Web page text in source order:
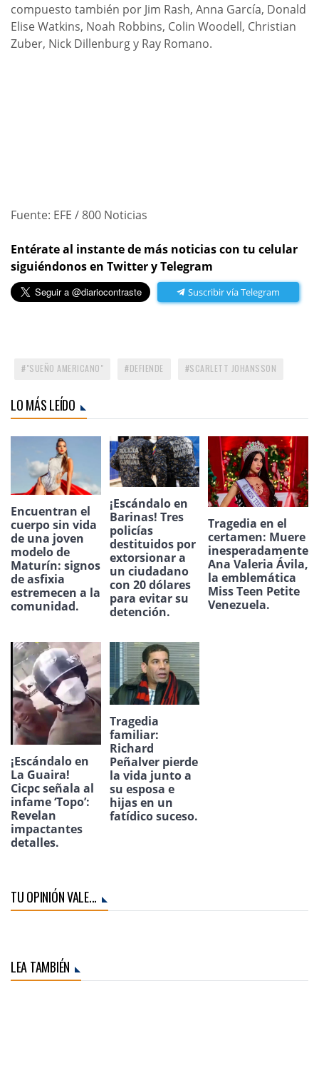
compuesto también por Jim Rash, Anna García, Donald
Elise Watkins, Noah Robbins, Colin Woodell, Christian
Zuber, Nick Dillenburg y Ray Romano.
Fuente: EFE / 800 Noticias
Entérate al instante de más noticias con tu celular
siguiéndonos en Twitter y Telegram
Suscribir vía Telegram
"SUEÑO AMERICANO" DEFIENDE SCARLETT JOHANSSON
LO MÁS LEÍDO
Encuentran el
cuerpo sin vida
de una joven
modelo de
Maturín: signos
de asfixia
estremecen a la
comunidad.
¡Escándalo en
Barinas! Tres
policías
destituidos por
extorsionar a
un ciudadano
con 20 dólares
para evitar su
detención.
Tragedia en el
certamen: Muere
inesperadamente
Ana Valeria Ávila,
la emblemática
Miss Teen Petite
Venezuela.
¡Escándalo en
La Guaira!
Cicpc señala al
infame ‘Topo’:
Revelan
impactantes
detalles.
Tragedia
familiar:
Richard
Peñalver pierde
la vida junto a
su esposa e
hijas en un
fatídico suceso.
TU OPINIÓN VALE...
LEA TAMBIÉN